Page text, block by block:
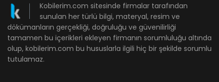
Kobilerim.com sitesinde firmalar tarafından
sunulan her türlü bilgi, materyal, resim ve
dökümanların gerçekliği, doğruluğu ve güvenilirliği
tamamen bu içerikleri ekleyen firmanın sorumluluğu altında
olup, kobilerim.com bu hususlarla ilgili hiç bir şekilde sorumlu
tutulamaz.